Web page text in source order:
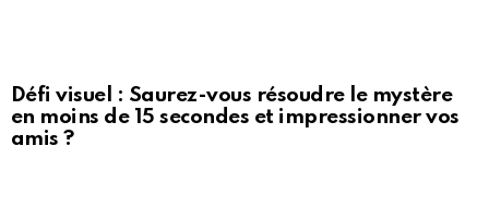
Défi visuel : Saurez-vous résoudre le mystère
en moins de 15 secondes et impressionner vos
amis ?